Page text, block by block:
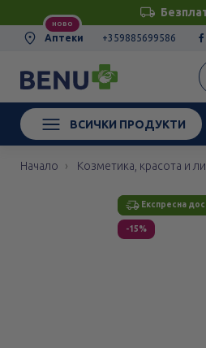
НОВО
Аптеки +359885699586
ВСИЧКИ ПРОДУКТИ
Начало Козметика, красота и
Експресна
ЕтикетиЕкспресна
-15%